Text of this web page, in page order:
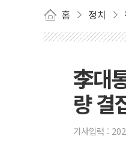
홈 정치
李대
량 결
기사입력 :